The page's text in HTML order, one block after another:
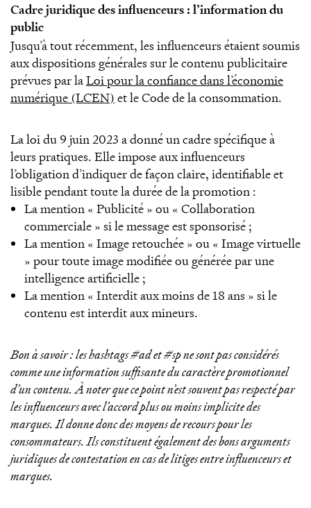
Cadre juridique des influenceurs : l’information du
public
Jusqu’à tout récemment, les influenceurs étaient soumis
aux dispositions générales sur le contenu publicitaire
prévues par laLoi pour la confiance dans l’économie
numérique (LCEN) et le Code de la consommation.
La loi du 9 juin 2023 a donné un cadre spécifique à
leurs pratiques. Elle impose aux influenceurs
l’obligation d’indiquer de façon claire, identifiable et
lisible pendant toute la durée de la promotion :
La mention « Publicité » ou « Collaboration
commerciale » si le message est sponsorisé ;
La mention « Image retouchée » ou « Image virtuelle
» pour toute image modifiée ou générée par une
intelligence artificielle ;
La mention « Interdit aux moins de 18 ans » si le
contenu est interdit aux mineurs.
Bon à savoir : les hashtags #ad et #sp ne sont pas considérés
comme une information suffisante du caractère promotionnel
d’un contenu. À noter que ce point n’est souvent pas respecté par
les influenceurs avec l’accord plus ou moins implicite des
marques. Il donne donc des moyens de recours pour les
consommateurs. Ils constituent également des bons arguments
juridiques de contestation en cas de litiges entre influenceurs et
marques.